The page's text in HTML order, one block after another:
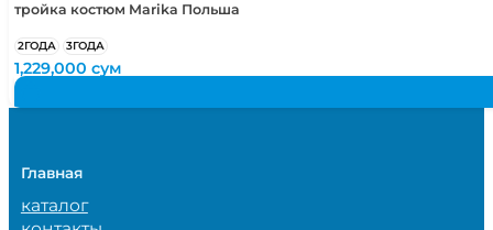
тройка костюм Marika Польша
2ГОДА 3ГОДА
1,229,000сум
Главная
каталог